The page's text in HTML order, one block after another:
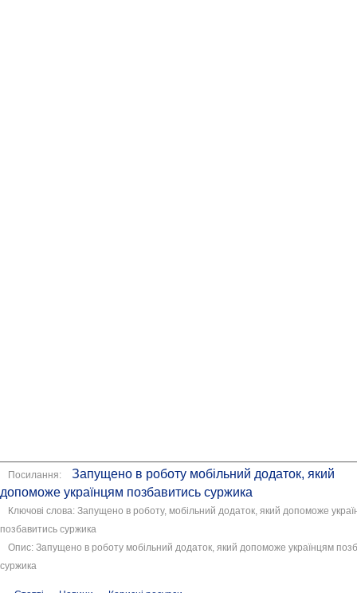
Посилання:
Запущено в роботу мобільний додаток, який
допоможе українцям позбавитись суржика
Ключові слова: Запущено в роботу, мобільний додаток, який допоможе
позбавитись суржика
Опис: Запущено в роботу мобільний додаток, який допоможе українцям
суржика